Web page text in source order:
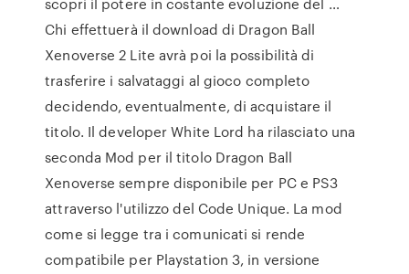
Chi effettuerà il download di Dragon Ball
Xenoverse 2 Lite avrà poi la possibilità di
trasferire i salvataggi al gioco completo
decidendo, eventualmente, di acquistare il
titolo. Il developer White Lord ha rilasciato una
seconda Mod per il titolo Dragon Ball
Xenoverse sempre disponibile per PC e PS3
attraverso l'utilizzo del Code Unique. La mod
come si legge tra i comunicati si rende
compatibile per Playstation 3, in versione